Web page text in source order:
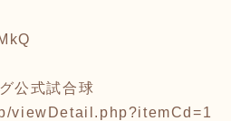
公式試合球
viewDetail.php?itemCd=1